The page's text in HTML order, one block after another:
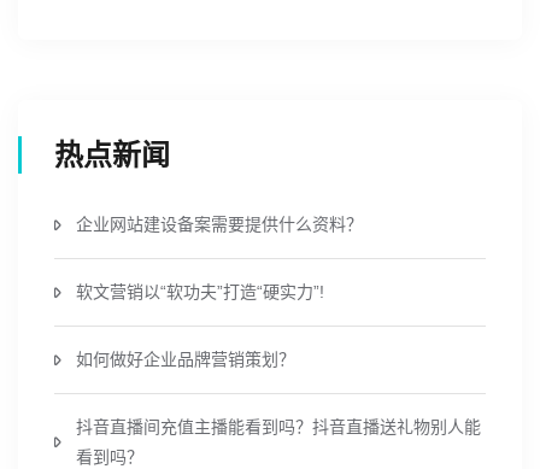
热点新闻
企业网站建设备案需要提供什么资料？
软文营销以“软功夫”打造“硬实力”!
如何做好企业品牌营销策划？
抖音直播间充值主播能看到吗？抖音直播送礼物别人能
看到吗？